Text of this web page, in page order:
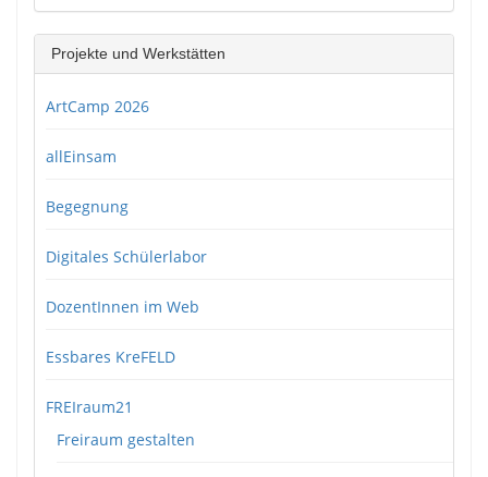
Projekte und Werkstätten
ArtCamp 2026
allEinsam
Begegnung
Digitales Schülerlabor
DozentInnen im Web
Essbares KreFELD
FREIraum21
Freiraum gestalten